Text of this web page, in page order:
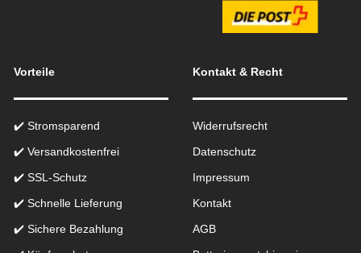
Vorteile
✔️ Stromsparend
✔️ Versandkostenfrei
✔️ SSL-Schutz
✔️ Schnelle Lieferung
✔️ Sichere Bezahlung
Kontakt & Recht
Widerrufsrecht
Datenschutz
Impressum
Kontakt
AGB